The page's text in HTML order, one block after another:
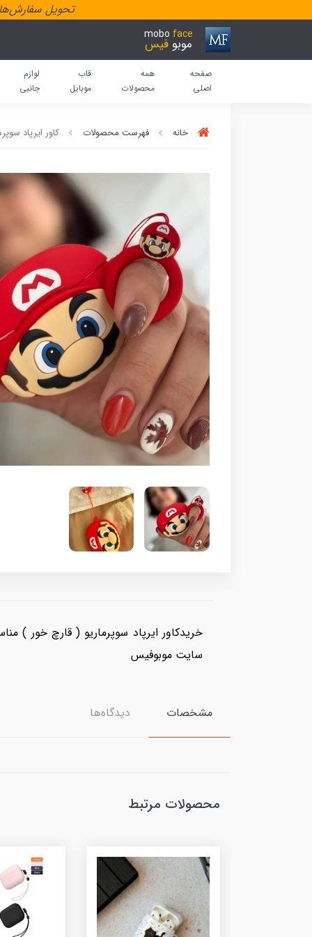
تحویل
mobo face
موبو فیس
صفحه
اصلی
همه
محصولات
قاب
موبایل
لوازم
جانبی
خانه فهرست محصولات کاور ایرپاد
سایت موبوفیس
مشخصات دیدگاه‌ها
محصولات مرتبط